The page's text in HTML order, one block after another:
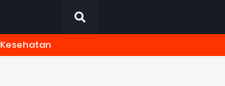
Kesehatan